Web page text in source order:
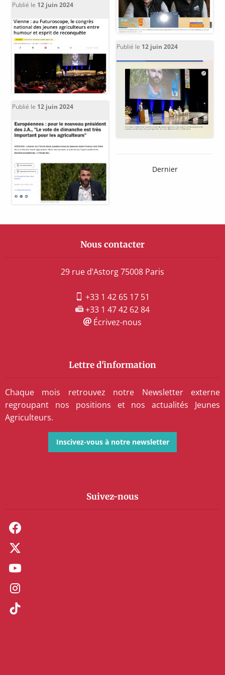
Publié le 12 juin 2024
Publié le 12 juin 2024
Publié le 12 juin 2024
Dernier
Nous contacter
29 rue d’Astorg 75008 Paris
+33 1 42 65 17 51
+33 1 47 42 62 84
Écrivez-nous
Lettre d'information
Chaque mois retrouvez notre Newsletter externe
regroupant nos positions et nos actualités Jeunes
Agriculteurs.
Inscivez-vous à notre newsletter
Suivez-nous